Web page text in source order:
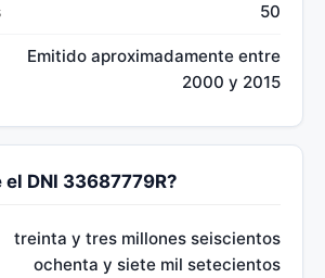
50
Emitido aproximadamente entre
2000 y 2015
el DNI 33687779R?
treinta y tres millones seiscientos
ochenta y siete mil setecientos